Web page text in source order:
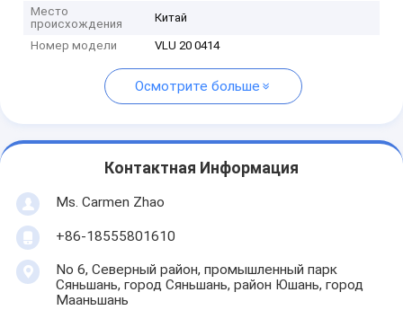
Место
происхождения
Китай
Номер модели VLU 20 0414
Осмотрите больше
Контактная Информация
Ms. Carmen Zhao
+86-18555801610
No 6, Северный район, промышленный парк
Сяньшань, город Сяньшань, район Юшань, город
Мааньшань